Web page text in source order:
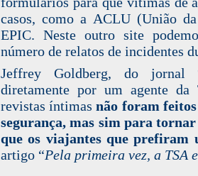
casos, comoa ACLU(União
EPIC. Neste outro site
número de relatos de incidentes
Jeffrey Goldberg, do
diretamente por um agente
revistas íntimasnão foram
segurança, mas sim para
que os viajantes que prefiram
artigo “Pela primeira vez, a TSA